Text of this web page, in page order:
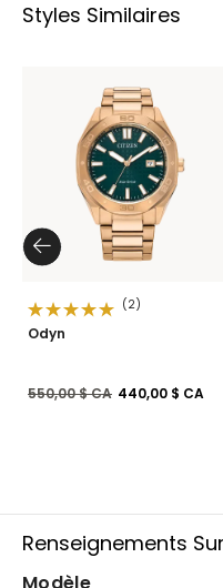
Styles Similaires
(2)
Odyn
Prix réduit de
550,00 $ CAà440,00 $ CA
Renseignements